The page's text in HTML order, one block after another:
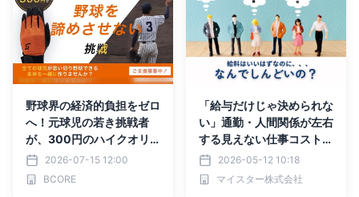
野球界の経済的負担をゼロ
へ！元球児の若き挑戦者
が、300円のハイクオリ
ティ練習用バッティング手
袋「スパサブ」開発へ向け
クラウドファンディングを
2026-07-15 12:00
BCORE
「給与だけじゃ決められな
い」通勤・人間関係が左右
する見えない仕事コストの
実態2026-05-12 10:18
マイスター株式会社